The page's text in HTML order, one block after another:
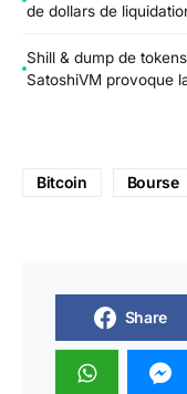
de dollars de
Shill & dump de
SatoshiVM provoque
Bitcoin Bourse
Share